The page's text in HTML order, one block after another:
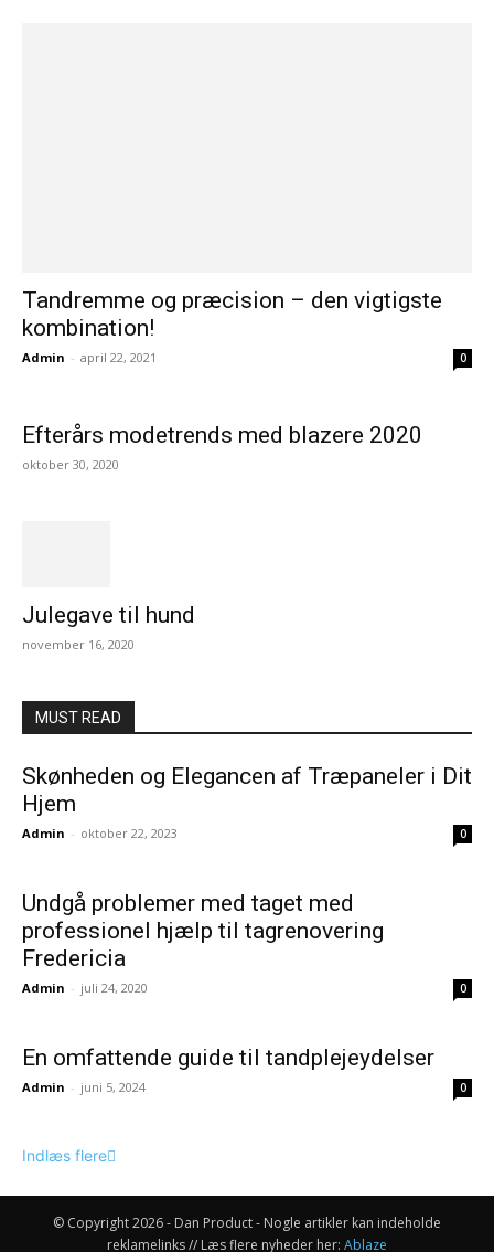
Tandremme og præcision – den vigtigste
kombination!
Admin - april 22, 2021 0
Efterårs modetrends med blazere 2020
oktober 30, 2020
Julegave til hund
november 16, 2020
MUST READ
Skønheden og Elegancen af Træpaneler i Dit
Hjem
Admin - oktober 22, 2023 0
Undgå problemer med taget med
professionel hjælp til tagrenovering
Fredericia
Admin - juli 24, 2020 0
En omfattende guide til tandplejeydelser
Admin - juni 5, 2024 0
Indlæs flere
© Copyright 2026 - Dan Product - Nogle artikler kan indeholde
reklamelinks // Læs flere nyheder her: Ablaze